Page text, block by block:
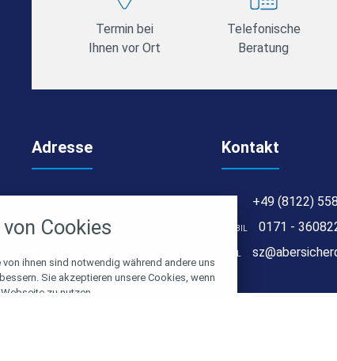
Termin bei
Ihnen vor Ort
Telefonische
Beratung
Adresse
St. Paul 45
Kontakt
+49 (8122)
MOBIL 0171 -
Cookies
ihnen sind notwendig während andere uns
Sie akzeptieren unsere Cookies, wenn
zu nutzen.
akzeptieren oder zu blockieren.
Notwendig